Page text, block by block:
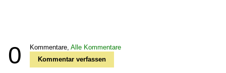
0 Kommentare, Alle Kommentare
Kommentar verfassen